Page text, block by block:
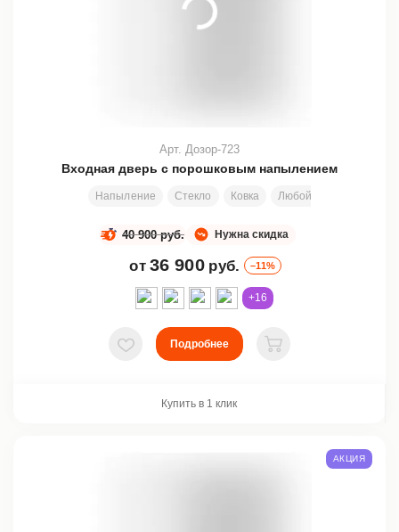
Входная дверь с порошковым напылением
Напыление Стекло Ковка Любой размер
Арт. Дозор-723
Нужна скидка
40 900 руб.
от 36 900 руб. –11%
+16
В избранное
Подробнее
В корзину
Купить в 1 клик
АКЦИЯ